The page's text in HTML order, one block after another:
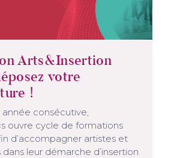
Arts&Insertion
votre
!
année consécutive,
ouvre cycle de formations
d’accompagner artistes et
leur démarche d’insertion